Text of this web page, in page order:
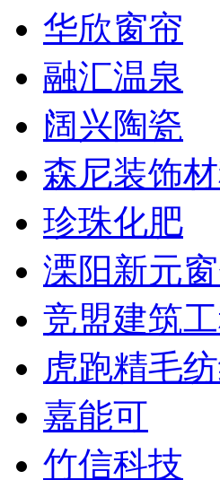
华欣窗帘
融汇温泉
阔兴陶瓷
森尼装饰
珍珠化肥
溧阳新元
竞盟建筑
虎跑精毛
嘉能可
竹信科技